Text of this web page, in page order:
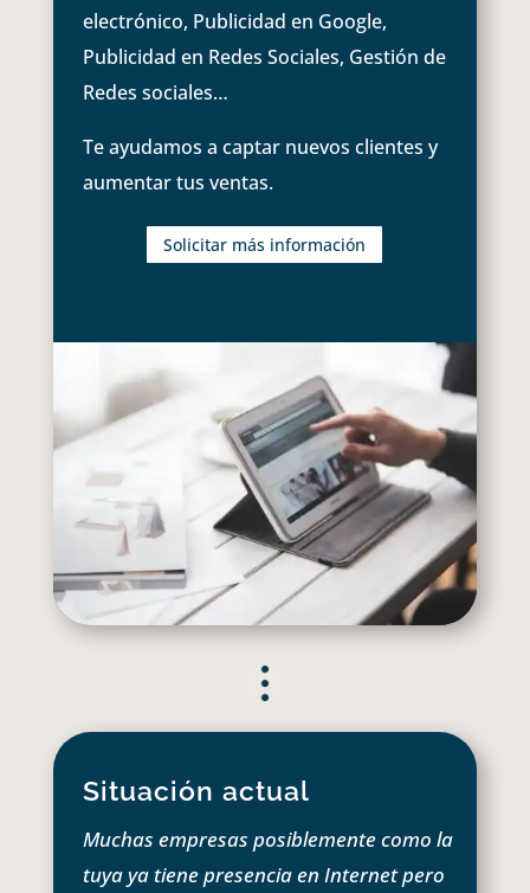
electrónico, Publicidad en Google,
Publicidad en Redes Sociales, Gestión de
Redes sociales…
Te ayudamos a captar nuevos clientes y
aumentar tus ventas.
Solicitar más información
Situación actual
Muchas empresas posiblemente como la
tuya ya tiene presencia en Internet pero